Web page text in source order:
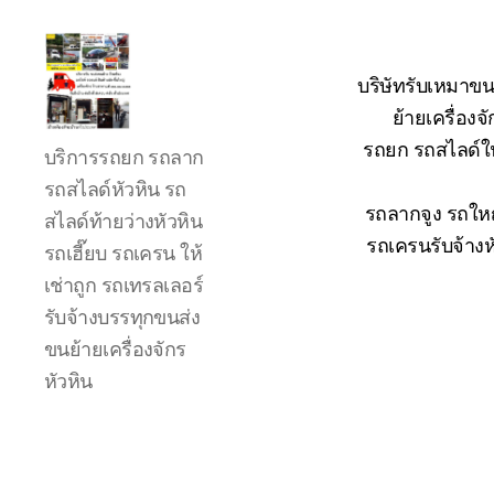
ลาก
รถ
สไลด์
เขต
หัวหิน
24
ชั่วโมง
ติดต่อ
โทร
บริการรถยก รถลาก
รถสไลด์หัวหิน รถ
สไลด์ท้ายว่างหัวหิน
รถเฮี๊ยบ รถเครน ให้
เช่าถูก รถเทรลเลอร์
รับจ้างบรรทุกขนส่ง
ขนย้ายเครื่องจักร
หัวหิน
บริษัทรับเหมาข
ย้ายเครื่อง
รถยก รถสไลด์
รถลากจูง รถใ
รถเครนรับจ้าง